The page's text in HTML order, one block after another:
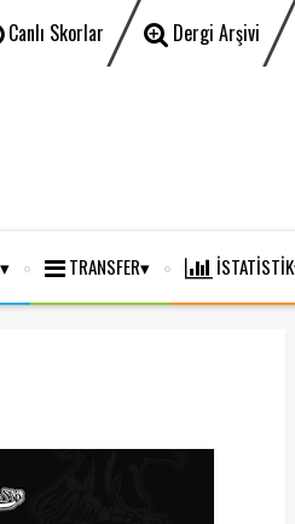
Canlı Skorlar Dergi Arşivi
TRANSFER İSTATİSTİK